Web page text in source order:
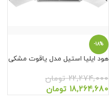
-18%
هود ایلیا استیل مدل یاقوت مشکی
22,274,000 تومان
18,264,680 تومان